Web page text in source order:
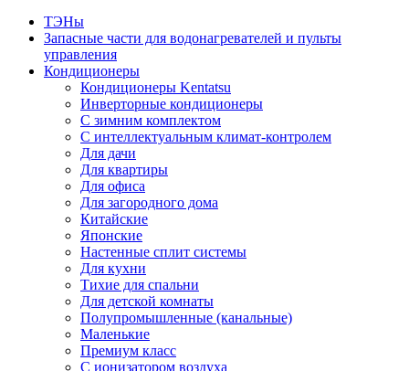
ТЭНы
Запасные части для водонагревателей и пульты
управления
Кондиционеры
Кондиционеры Kentatsu
Инверторные кондиционеры
С зимним комплектом
С интеллектуальным климат-контролем
Для дачи
Для квартиры
Для офиса
Для загородного дома
Китайские
Японские
Настенные сплит системы
Для кухни
Тихие для спальни
Для детской комнаты
Полупромышленные (канальные)
Маленькие
Премиум класс
C ионизатором воздуха